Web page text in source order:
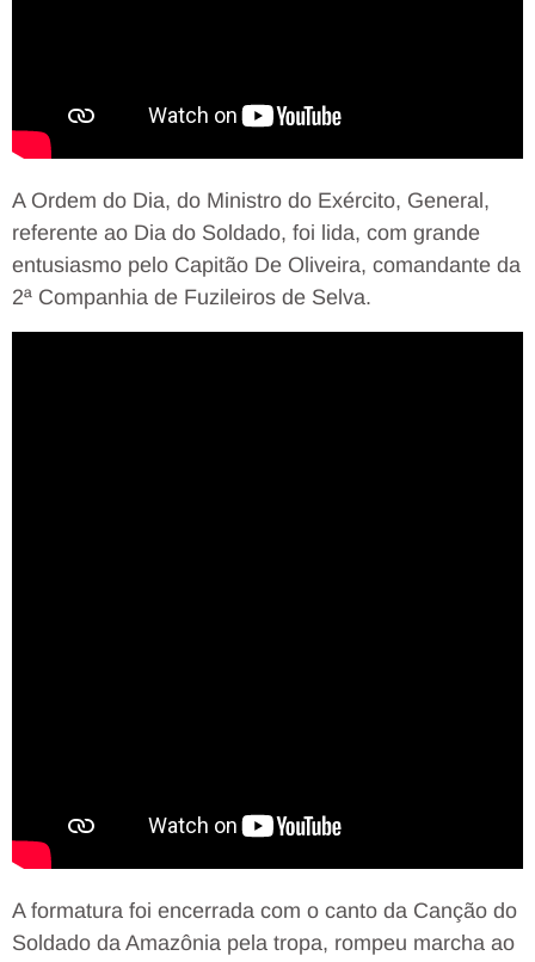
A Ordem do Dia, do Ministro do Exército, General,
referente ao Dia do Soldado, foi lida, com grande
entusiasmo pelo Capitão De Oliveira, comandante da
2ª Companhia de Fuzileiros de Selva.
A formatura foi encerrada com o canto da Canção do
Soldado da Amazônia pela tropa, rompeu marcha ao